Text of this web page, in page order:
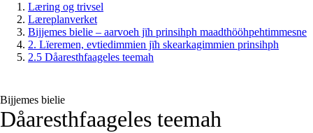
Læring og trivsel
Læreplanverket
Bijjemes bielie – aarvoeh jïh prinsihph maadthööhpehtimmesne
2. Lïeremen, evtiedimmien jïh skearkagimmien prinsihph
2.5 Dåaresthfaageles teemah
Bijjemes bielie
Dåaresthfaageles teemah